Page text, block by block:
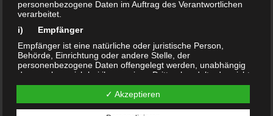
Zusammenkunft mit Neujahrsempfang ein
Aktueller Termin Montag, den 15.Januar 2024
Seniorenresidenz Bruno-Taut-Ring 150 ab 17 Uhr
Einlass Besichtigung der Einrichtung, Gespräche
mit Vertretern...
AKTUELLES 3. DEZEMBER 2023
personenbezogene Daten im Auftrag des Verantwortlichen
verarbeitet.
i) Empfänger
Empfänger ist eine natürliche oder juristische Person,
Behörde, Einrichtung oder andere Stelle, der
personenbezogene Daten offengelegt werden, unabhängig
davon, ob es sich bei ihr um einen Dritten handelt oder nicht.
Behörden, die im Rahmen eines bestimmten
Untersuchungsauftrags nach dem Unionsrecht oder dem
Recht der Mitgliedstaaten möglicherweise
personenbezogene Daten erhalten, gelten jedoch nicht als
✓ Akzeptieren